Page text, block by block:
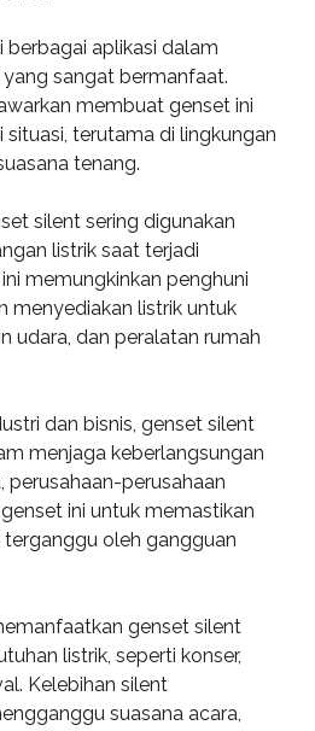
berbagai aplikasi dalam
sangat bermanfaat.
membuat genset ini
terutama di lingkungan
tenang.
silent sering digunakan
listrik saat terjadi
memungkinkan penghuni
menyediakan listrik untuk
udara, dan peralatan rumah
dan bisnis, genset silent
menjaga keberlangsungan
perusahaan-perusahaan
ini untuk memastikan
oleh gangguan
genset silent
listrik, seperti konser,
Kelebihan silent
suasana acara,